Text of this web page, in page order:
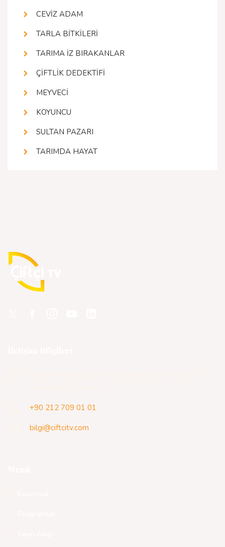
CEVİZ ADAM
TARLA BİTKİLERİ
TARIMA İZ BIRAKANLAR
ÇİFTLİK DEDEKTİFİ
MEYVECİ
KOYUNCU
SULTAN PAZARI
TARIMDA HAYAT
+90 212 709 01 01
bilgi@ciftcitv.com